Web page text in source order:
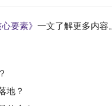
要素》 一文了解更多内容。
地？